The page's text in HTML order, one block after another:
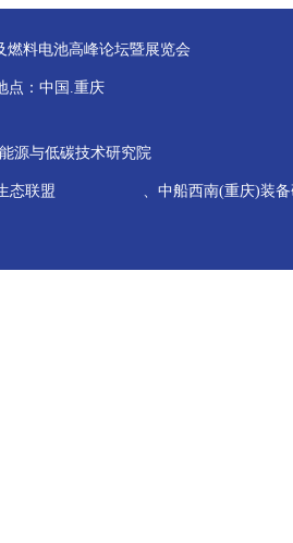
燃料电池高峰论坛暨展览会
点：中国.重庆
源与低碳技术研究院
态联盟 、中船西南(重庆)装